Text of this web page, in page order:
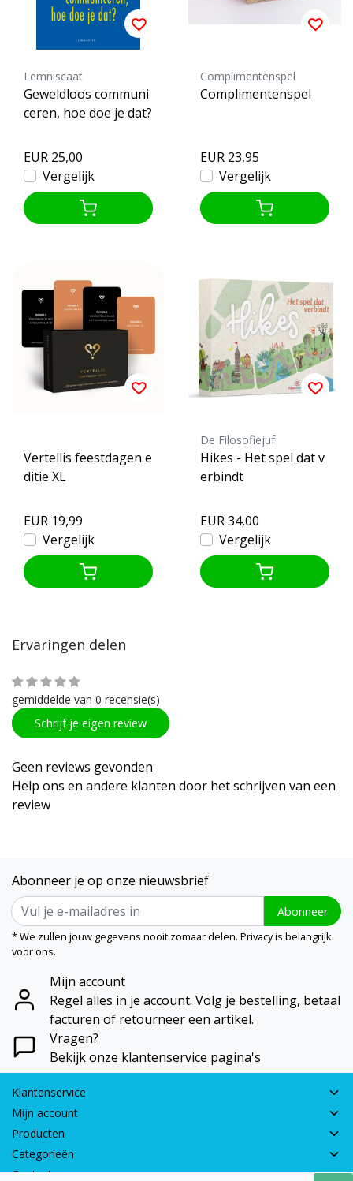
Lemniscaat
Geweldloos communi
ceren, hoe doe je dat?
EUR 25,00
Vergelijk
Complimentenspel
Complimentenspel
EUR 23,95
Vergelijk
Vertellis feestdagen e
ditie XL
EUR 19,99
Vergelijk
De Filosofiejuf
Hikes - Het spel dat v
erbindt
EUR 34,00
Vergelijk
Ervaringen delen
gemiddelde van 0 recensie(s)
Schrijf je eigen review
Geen reviews gevonden
Help ons en andere klanten door het schrijven van een
review
Abonneer je op onze nieuwsbrief
Abonneer
* We zullen jouw gegevens nooit zomaar delen. Privacy is belangrijk
voor ons.
Mijn account
Regel alles in je account. Volg je bestelling, betaal
facturen of retourneer een artikel.
Vragen?
Bekijk onze klantenservice pagina's
Klantenservice
Mijn account
Producten
Categorieën
Contactgegevens